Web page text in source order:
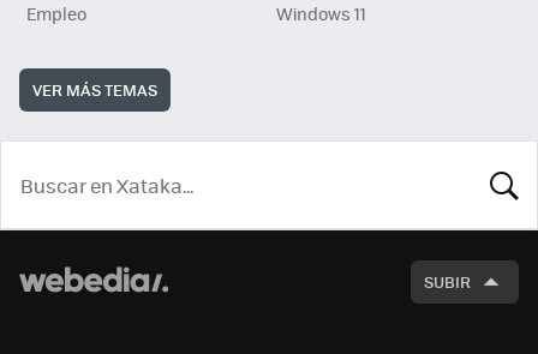
Empleo
Windows 11
VER MÁS TEMAS
SUBIR